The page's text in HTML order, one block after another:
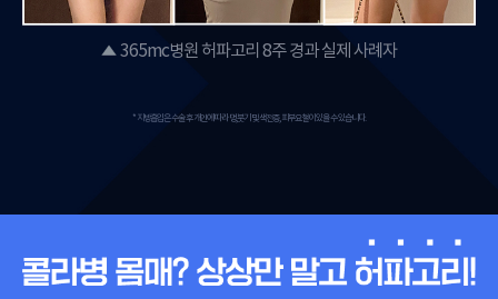
365mc병원 허파고리 8주 경과 실제 사례자
* 지방흡입은 수술 후 개인에 따라 멍,붓기 및 색전증, 피부요철이 있을 수 있습니다.